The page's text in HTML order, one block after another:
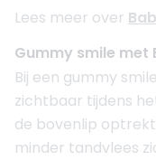
Lees meer over
Gummy smile met
Bij een gummy
zichtbaar tijdens
de bovenlip
minder tandvlees